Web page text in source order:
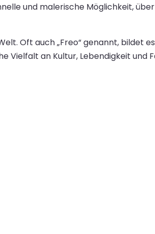
und malerische Möglichkeit,
Oft auch „Freo“ genannt, bildet
Vielfalt an Kultur, Lebendigkeit und